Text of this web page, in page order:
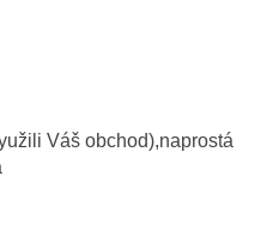
Váš obchod),naprostá